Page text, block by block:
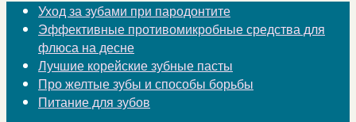
Уход за зубами при пародонтите
Эффективные противомикробные средства для
флюса на десне
Лучшие корейские зубные пасты
Про желтые зубы и способы борьбы
Питание для зубов